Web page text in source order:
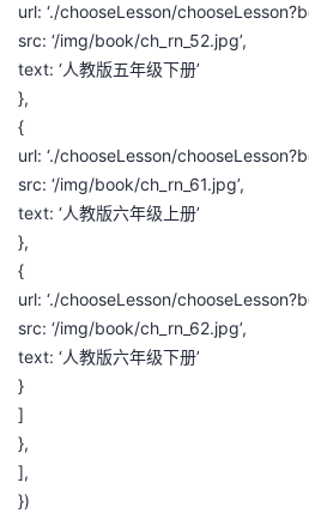
url: ‘./chooseLesson/
src: ‘/img/book/ch_rn_52.jpg’,
text: ‘人教版五年级下册’
},
{
url: ‘./chooseLesson/
src: ‘/img/book/ch_rn_61.jpg’,
text: ‘人教版六年级上册’
},
{
url: ‘./chooseLesson/
src: ‘/img/book/ch_rn_62.jpg’,
text: ‘人教版六年级下册’
}
]
},
],
})